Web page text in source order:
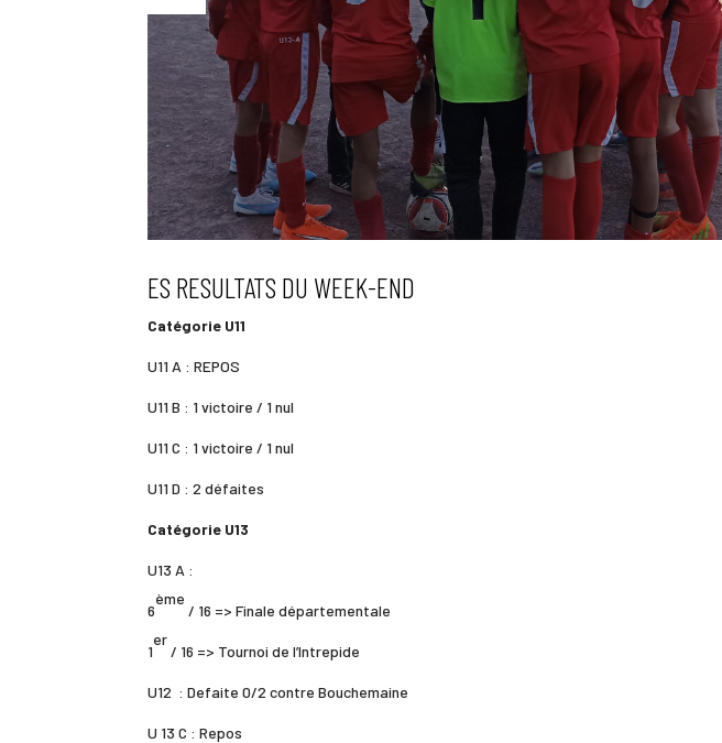
ES RESULTATS DU WEEK-END
Catégorie U11
U11 A : REPOS
U11 B : 1 victoire / 1 nul
U11 C : 1 victoire / 1 nul
U11 D : 2 défaites
Catégorie U13
U13 A :
6
ème
/ 16 => Finale départementale
1
er
/ 16 => Tournoi de l’Intrepide
U12 : Defaite 0/2 contre Bouchemaine
U 13 C : Repos